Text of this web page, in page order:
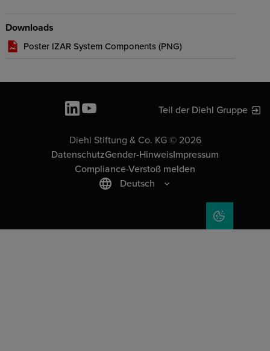
Downloads
Poster IZAR System Components (PNG)
Teil der Diehl Gruppe
Diehl Stiftung & Co. KG © 2026
DatenschutzGender-HinweisImpressum
Compliance-Verstoß melden
Deutsch
COOKIE-